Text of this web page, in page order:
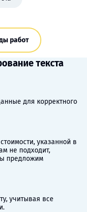
работ
текста
для корректного
указанной в
не подходит,
предложим
учитывая все